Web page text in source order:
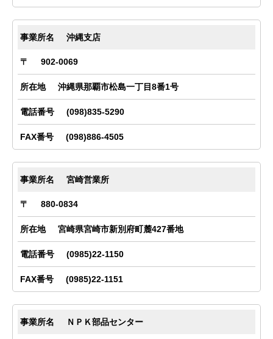
沖縄支店
902-0069
沖縄県那覇市松島一丁目8番1号
(098)835-5290
(098)886-4505
宮崎営業所
880-0834
宮崎県宮崎市新別府町麓427番地
(0985)22-1150
(0985)22-1151
ＮＰＫ部品センター